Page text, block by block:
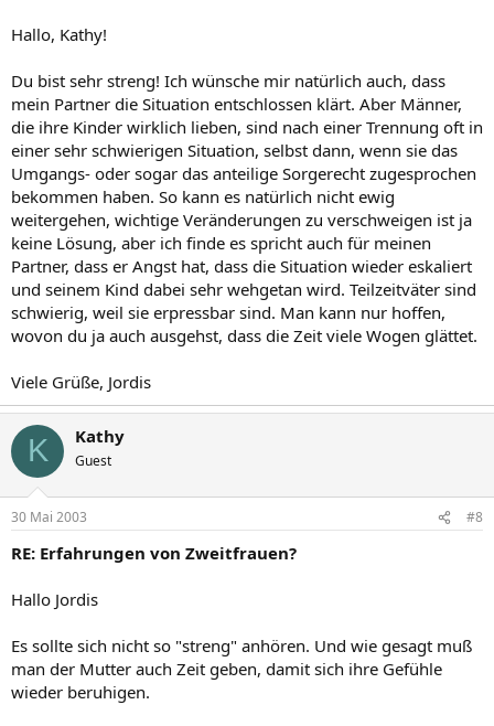
Hallo, Kathy!
Du bist sehr streng! Ich wünsche mir natürlich auch, dass
mein Partner die Situation entschlossen klärt. Aber Männer,
die ihre Kinder wirklich lieben, sind nach einer Trennung oft in
einer sehr schwierigen Situation, selbst dann, wenn sie das
Umgangs- oder sogar das anteilige Sorgerecht zugesprochen
bekommen haben. So kann es natürlich nicht ewig
weitergehen, wichtige Veränderungen zu verschweigen ist ja
keine Lösung, aber ich finde es spricht auch für meinen
Partner, dass er Angst hat, dass die Situation wieder eskaliert
und seinem Kind dabei sehr wehgetan wird. Teilzeitväter sind
schwierig, weil sie erpressbar sind. Man kann nur hoffen,
wovon du ja auch ausgehst, dass die Zeit viele Wogen glättet.
Viele Grüße, Jordis
K Kathy
Guest
30 Mai 2003 #8
RE: Erfahrungen von Zweitfrauen?
Hallo Jordis
Es sollte sich nicht so "streng" anhören. Und wie gesagt muß
man der Mutter auch Zeit geben, damit sich ihre Gefühle
wieder beruhigen.